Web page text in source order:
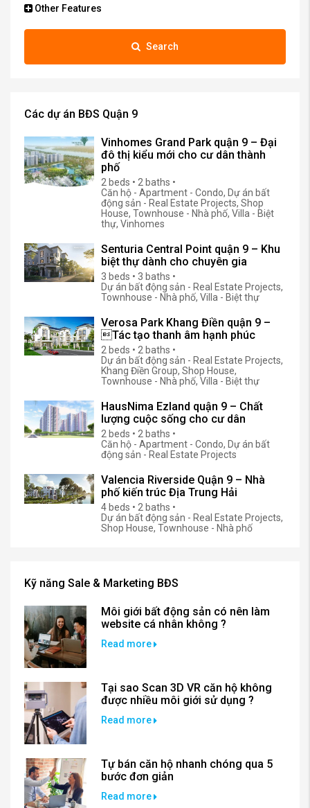
Other Features
Các dự án BĐS Quận 9
Vinhomes Grand Park quận 9 – Đại
đô thị kiểu mới cho cư dân thành
phố
2 beds • 2 baths •
Căn hộ - Apartment - Condo, Dự án bất
động sản - Real Estate Projects, Shop
thự, Vinhomes
Senturia Central Point quận 9 – Khu
biệt thự dành cho chuyên gia
3 beds • 3 baths •
Townhouse - Nhà phố, Villa - Biệt thự
Verosa Park Khang Điền quận 9 –
Tác tạo thanh âm hạnh phúc
2 beds • 2 baths •
Dự án bất động sản - Real Estate Projects,
Townhouse - Nhà phố, Villa - Biệt thự
HausNima Ezland quận 9 – Chất
lượng cuộc sống cho cư dân
2 beds • 2 baths •
động sản - Real Estate Projects
Valencia Riverside Quận 9 – Nhà
phố kiến trúc Địa Trung Hải
4 beds • 2 baths •
Kỹ năng Sale & Marketing BĐS
website cá nhân không ?
được nhiều môi giới sử dụng ?
bước đơn giản